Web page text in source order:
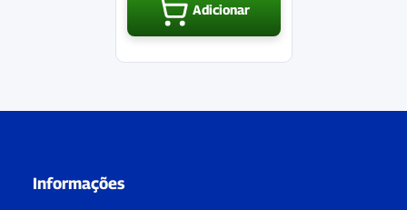
Adicionar
Informações